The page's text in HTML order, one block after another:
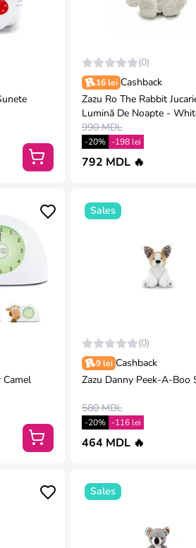
(0)
16 lei Cashback
Zazu Ro The Rabbit
Lumină De Noapte -
990 MDL
-20% -198 lei
792 MDL 🔥
Camel
Sales
(0)
9 lei Cashback
Zazu Danny Peek-A-Boo
580 MDL
-20% -116 lei
464 MDL 🔥
Sales